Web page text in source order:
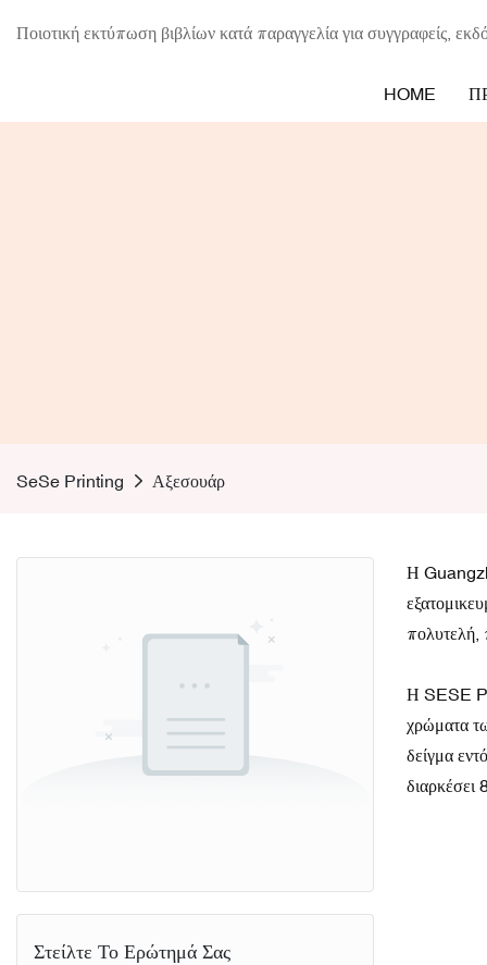
Ποιοτική εκτύπωση βιβλίων κατά παραγγελία για συγγραφείς,
HOME
SeSe Printing Αξεσουάρ
Στείλτε Το Ερώτημά Σας
Η
πολυτελή,
Η SESE
χρώματα
δείγμα
διαρκέσει